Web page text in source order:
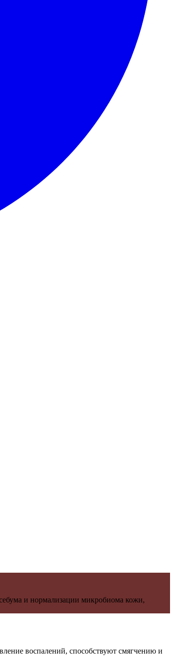
и нормализации микробиома кожи,
воспалений, способствуют смягчению и